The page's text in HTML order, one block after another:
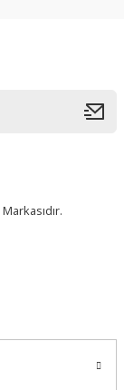
Markasıdır.